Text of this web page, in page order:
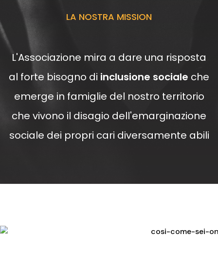
LA NOSTRA MISSION
L'Associazione mira a dare una risposta
al forte bisogno di inclusione sociale che
emerge in famiglie del nostro territorio
che vivono il disagio dell'emarginazione
sociale dei propri cari diversamente abili